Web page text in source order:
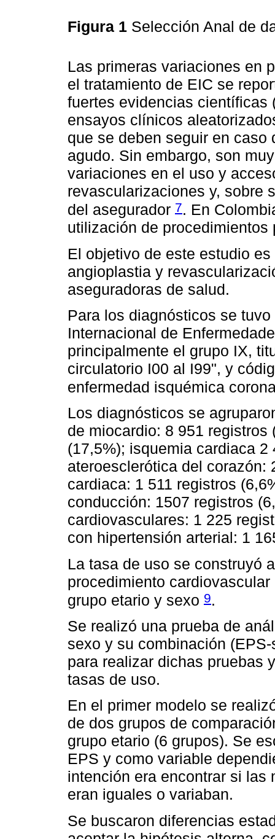
Figura 1 Selección Anal de
Las primeras variaciones en
el tratamiento de EIC se
fuertes evidencias científicas
ensayos clínicos
que se deben seguir en caso
agudo. Sin embargo, son
variaciones en el uso y
revascularizaciones y, sobre
del asegurador 7. En
utilización de
El objetivo de este estudio
angioplastia y
aseguradoras de salud.
Para los diagnósticos se
Internacional de
principalmente el grupo IX,
circulatorio I00 al I99", y
enfermedad isquémica
Los diagnósticos se
de miocardio: 8 951
(17,5%); isquemia cardiaca
ateroesclerótica del corazón:
cardiaca: 1 511 registros
conducción: 1507 registros
cardiovasculares: 1 225
con hipertensión arterial: 1
La tasa de uso se construyó
procedimiento
grupo etario y sexo 9.
Se realizó una prueba de
sexo y su combinación
para realizar dichas pruebas
tasas de uso.
En el primer modelo se
de dos grupos de
grupo etario (6 grupos). Se
EPS y como variable
intención era encontrar si las
eran iguales o variaban.
Se buscaron diferencias